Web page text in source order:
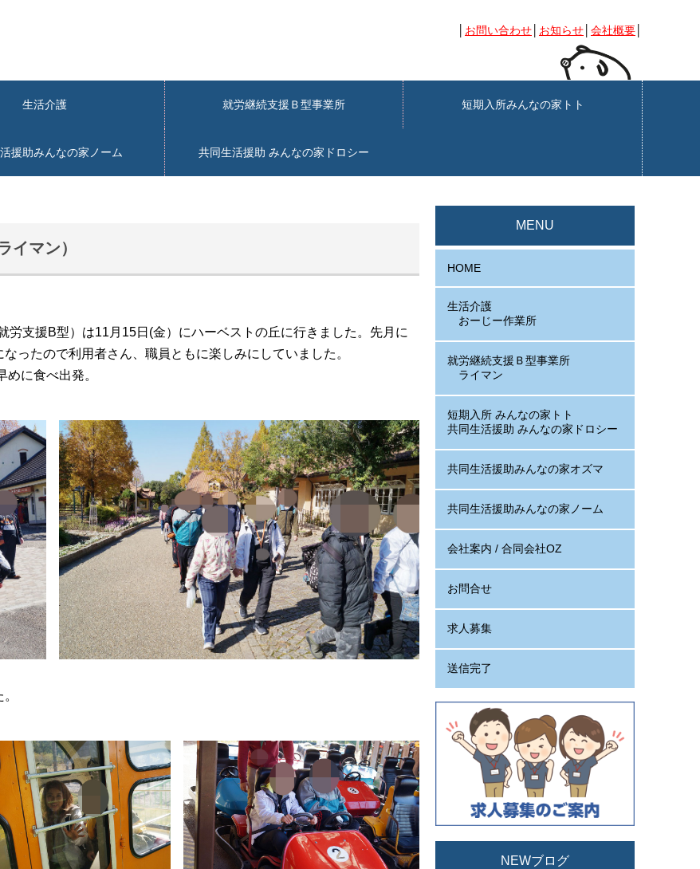
お問い合わせ お知らせ 会社概要
生活介護 就労継続支援Ｂ型事業所 短期入所みんなの家トト
援助みんなの家ノーム 共同生活援助 みんなの家ドロシー
イマン）
支援B型）は11月15日(金）にハーベストの丘に行きました。先月に
ったので利用者さん、職員ともに楽しみにしていました。
に食べ出発。
MENU
HOME
生活介護
おーじー作業所
就労継続支援Ｂ型事業所
ライマン
短期入所 みんなの家トト
共同生活援助 みんなの家ドロシー
共同生活援助みんなの家オズマ
共同生活援助みんなの家ノーム
会社案内 / 合同会社OZ
お問合せ
求人募集
送信完了
NEWブログ